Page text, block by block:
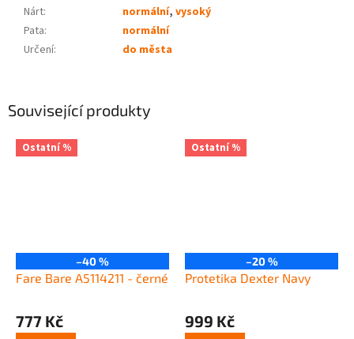
Související produkty
Ostatní %
–40 %
Fare Bare A5114211 - černé
777 Kč
Ostatní %
–20 %
Protetika Dexter Navy
999 Kč
Nárt: normální, vysoký
Pata:
normální
Určení: do města